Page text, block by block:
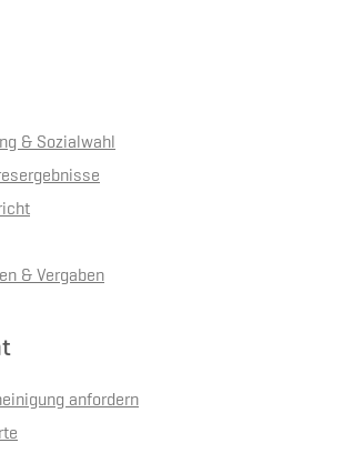
& Sozialwahl
& Vergaben
anfordern